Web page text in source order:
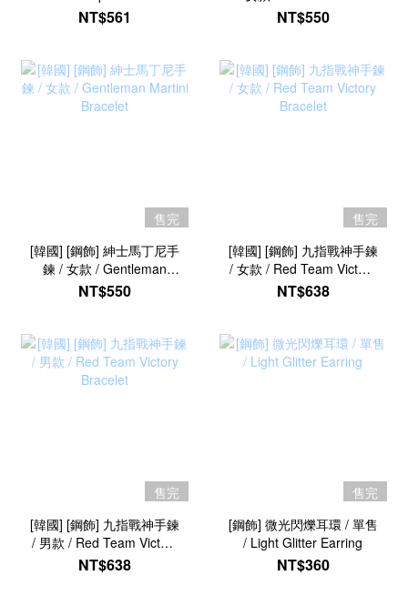
Ring
NT$561
Bracelet
NT$550
售完
[韓國] [鋼飾] 紳士馬丁尼手
鍊 / 女款 / Gentleman
Martini Bracelet
NT$550
售完
[韓國] [鋼飾] 九指戰神手鍊
/ 女款 / Red Team Victory
Bracelet
NT$638
售完
[韓國] [鋼飾] 九指戰神手鍊
/ 男款 / Red Team Victory
Bracelet
NT$638
售完
[鋼飾] 微光閃爍耳環 / 單售
/ Light Glitter Earring
NT$360